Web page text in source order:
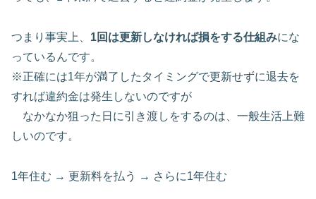
つまり事実上、 1回は更新しなければ損をする仕組みにな
っているんです。
※正確には1年が満了したタイミングで更新せずに退去を
すれば違約金は発生しないのですが
なかなか狙った日に引き渡しをするのは、一般生活上難
しいのです。
1年住む → 更新料を払う → さらに1年住む